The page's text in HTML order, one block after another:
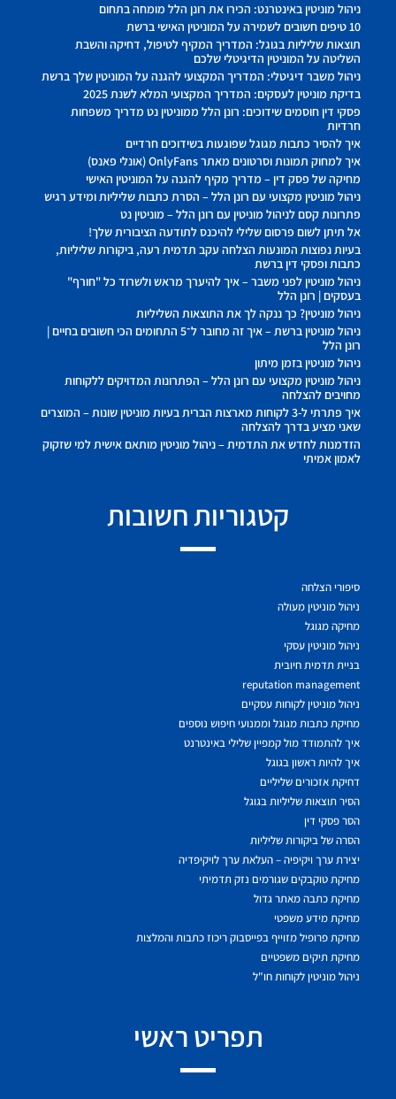
ניהול מוניטין באינטרנט: הכירו את רונן הלל מומחה בתחום
10 טיפים חשובים לשמירה על המוניטין האישי ברשת
תוצאות שליליות בגוגל: המדריך המקיף לטיפול, דחיקה והשבת
השליטה על המוניטין הדיגיטלי שלכם
ניהול משבר דיגיטלי: המדריך המקצועי להגנה על המוניטין שלך ברשת
בדיקת מוניטין לעסקים: המדריך המקצועי המלא לשנת 2025
פסקי דין חוסמים שידוכים: רונן הלל ממוניטין נט מדריך משפחות
חרדיות
איך להסיר כתבות מגוגל שפוגעות בשידוכים חרדיים
איך למחוק תמונות וסרטונים מאתר OnlyFans (אונלי פאנס)
מחיקה של פסק דין – מדריך מקיף להגנה על המוניטין האישי
ניהול מוניטין מקצועי עם רונן הלל – הסרת כתבות שליליות ומידע רגיש
פתרונות קסם לניהול מוניטין עם רונן הלל – מוניטין נט
אל תיתן לשום פרסום שלילי להיכנס לתודעה הציבורית שלך!
בעיות נפוצות המונעות הצלחה עקב תדמית רעה, ביקורות שליליות,
כתבות ופסקי דין ברשת
ניהול מוניטין לפני משבר – איך להיערך מראש ולשרוד כל "חורף"
בעסקים | רונן הלל
ניהול מוניטין? כך ננקה לך את התוצאות השליליות
ניהול מוניטין ברשת – איך זה מחובר ל־5 התחומים הכי חשובים בחיים |
רונן הלל
ניהול מוניטין בזמן מיתון
ניהול מוניטין מקצועי עם רונן הלל – הפתרונות המדויקים ללקוחות
מחויבים להצלחה
איך פתרתי ל-3 לקוחות מארצות הברית בעיות מוניטין שונות – המוצרים
שאני מציע בדרך להצלחה
הזדמנות לחדש את התדמית – ניהול מוניטין מותאם אישית למי שזקוק
לאמון אמיתי
קטגוריות חשובות
סיפורי הצלחה
ניהול מוניטין מעולה
מחיקה מגוגל
ניהול מוניטין עסקי
בניית תדמית חיובית
reputation management
ניהול מוניטין לקוחות עסקיים
מחיקת כתבות מגוגל וממנועי חיפוש נוספים
איך להתמודד מול קמפיין שלילי באינטרנט
איך להיות ראשון בגוגל
דחיקת אזכורים שליליים
הסיר תוצאות שליליות בגוגל
הסר פסקי דין
הסרה של ביקורות שליליות
יצירת ערך ויקיפיה – העלאת ערך לויקיפדיה
מחיקת טוקבקים שגורמים נזק תדמיתי
מחיקת כתבה מאתר גדול
מחיקת מידע משפטי
מחיקת פרופיל מזוייף בפייסבוק ריכוז כתבות והמלצות
מחיקת תיקים משפטיים
ניהול מוניטין לקוחות חו"ל
תפריט ראשי